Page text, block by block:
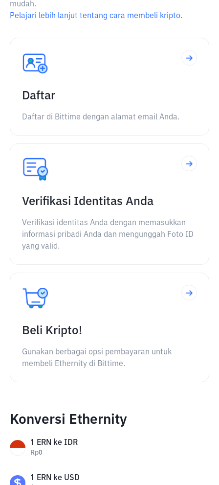
mudah.
Pelajari lebih lanjut tentang cara membeli kripto.
Daftar
Daftar di Bittime dengan alamat email Anda.
Verifikasi Identitas Anda
Verifikasi identitas Anda dengan memasukkan
informasi pribadi Anda dan mengunggah Foto ID
yang valid.
Beli Kripto!
Gunakan berbagai opsi pembayaran untuk
membeli Ethernity di Bittime.
Konversi Ethernity
1 ERN ke IDR
Rp0
1 ERN ke USD